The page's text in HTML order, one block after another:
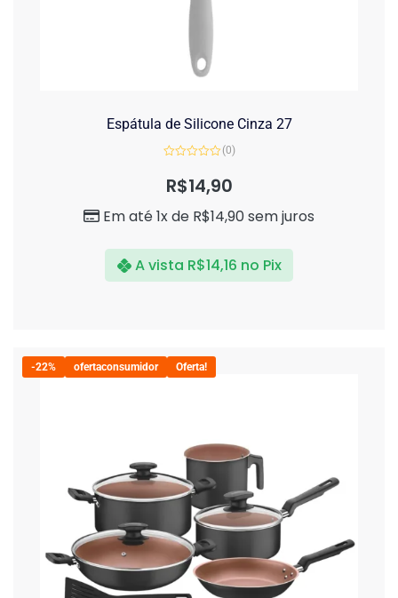
Espátula de Silicone Cinza 27
de
(0)
R$14,90
Em até 1x de R$14,90sem juros
A vista R$14,16 no Pix
-22% ofertaconsumidor Oferta!